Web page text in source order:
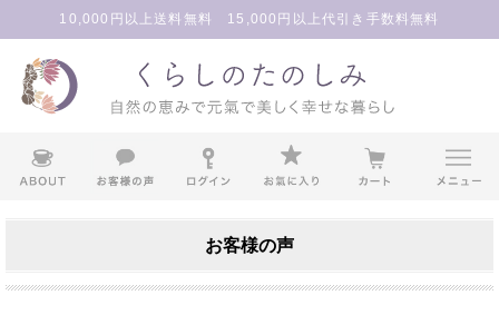
10,000円以上送料無料 15,000円以上代引き手数料無料
お客様の声